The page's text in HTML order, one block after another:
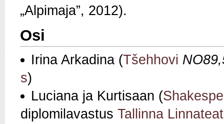
„Alpimaja”, 2012).
Osi
Irina Arkadina (Tšehhovi
s)
Luciana ja Kurtisaan (
diplomilavastus Tallinna